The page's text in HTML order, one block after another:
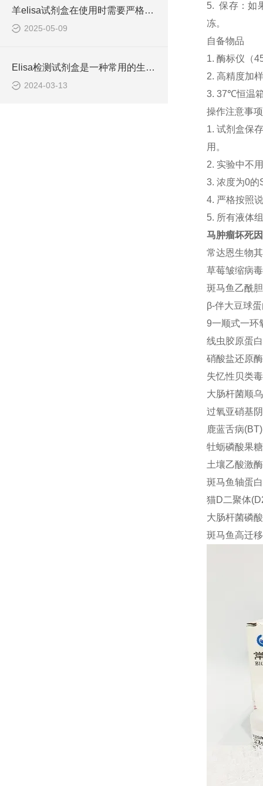
羊elisa试剂盒在使用时需要严格遵守流程
2025-05-09
Elisa检测试剂盒是一种常用的生物化学分析技术
2024-03-13
5. 保存：如
冻。
自备物品
1. 酶标仪（
2. 高精度加
3. 37℃恒温
操作注意事项
1. 试剂盒保
用。
2. 实验中不
3. 浓度为0的
4. 严格按照
5. 所有液体
马肿瘤坏死
常达恩生物
草莓皱缩病
斑马鱼乙酰
β-伴大豆球
9一顺式一环
线虫胶原蛋
硝酸盐还原
失忆性贝类
大肠杆菌顺
过氧亚硝基
鹿蓝舌病
牡蛎磷酸果
土壤乙酸激
斑马鱼轴蛋
猫D二聚体
大肠杆菌磷
斑马鱼高迁